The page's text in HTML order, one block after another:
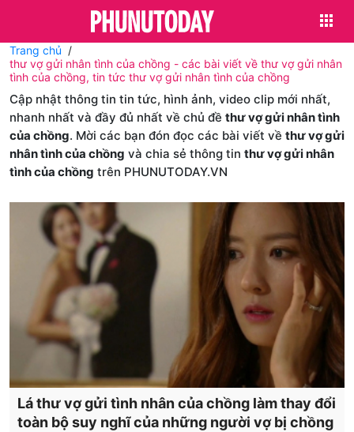
Trang chủ
thư vợ gửi nhân tình của chồng - các bài viết về thư vợ gửi nhân
tình của chồng, tin tức thư vợ gửi nhân tình của chồng
Cập nhật thông tin tin tức, hình ảnh, video clip mới nhất,
nhanh nhất và đầy đủ nhất về chủ đề thư vợ gửi nhân tình
của chồng. Mời các bạn đón đọc các bài viết về thư vợ gửi
nhân tình của chồng và chia sẻ thông tin thư vợ gửi nhân
tình của chồng trên PHUNUTODAY.VN
Lá thư vợ gửi tình nhân của chồng làm thay đổi
toàn bộ suy nghĩ của những người vợ bị chồng